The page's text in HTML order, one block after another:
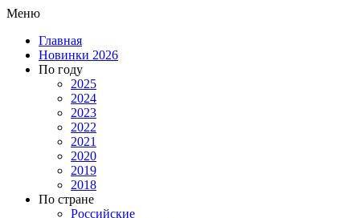
Меню
Главная
Новинки 2026
По году
2025
2024
2023
2022
2021
2020
2019
2018
По стране
Российские